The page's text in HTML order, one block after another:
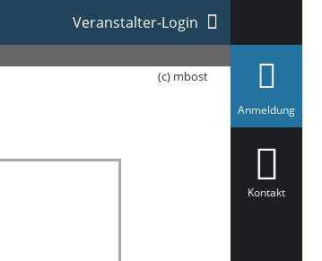
Veranstalter-Login
(c) mbost
Anmeldunga
Kontakt